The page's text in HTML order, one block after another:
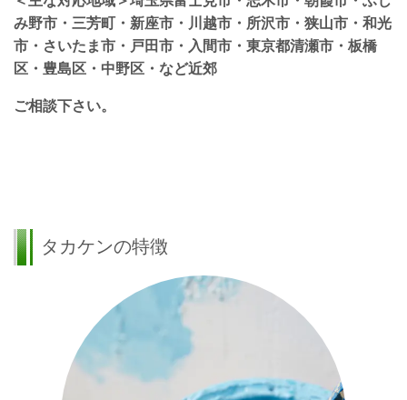
み野市・三芳町・新座市・川越市・所沢市・狭山市・和光
市・さいたま市・戸田市・入間市・東京都清瀬市・板橋
区・豊島区・中野区・など近郊
ご相談下さい。
タカケンの特徴